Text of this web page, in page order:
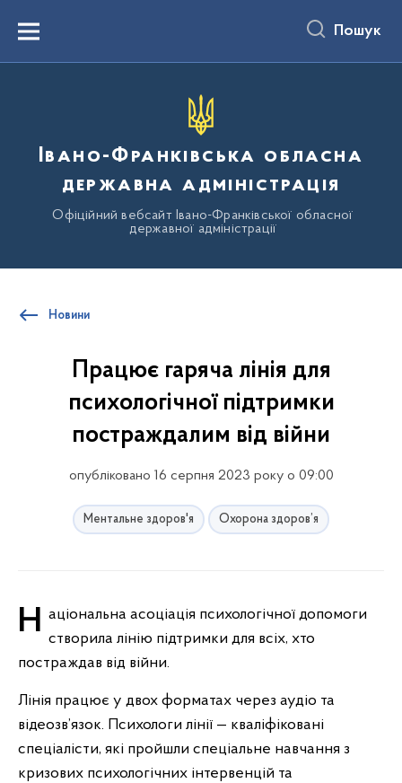
вмістуMenu Пошук
Івано-Франківська обласна
державна адміністрація
Офіційний вебсайт Івано-Франківської обласної
державної адміністрації
Новини
Працює гаряча лінія для
психологічної підтримки
постраждалим від війни
опубліковано 16 серпня 2023 року о 09:00
Ментальне здоров'я Охорона здоров’я
Національна асоціація психологічної допомоги створила лінію підтримки для всіх, хто
постраждав від війни.
Лінія працює у двох форматах через аудіо та
відеозв’язок. Психологи лінії — кваліфіковані
спеціалісти, які пройшли спеціальне навчання з
кризових психологічних інтервенцій та